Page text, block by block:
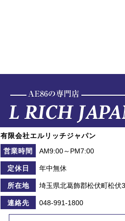
有限会社エルリッチジャパン
営業時間
AM9:00～PM7:00
定休日 年中無休
所在地 埼玉県北葛飾郡松伏町松伏
連絡先 048-991-1800